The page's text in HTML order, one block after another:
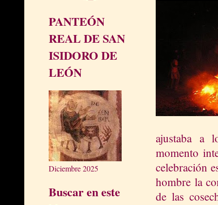
PANTEÓN
REAL DE SAN
ISIDORO DE
LEÓN
Diciembre 2025
Buscar en este
ajustaba a
momento
celebración
hombre la
de las